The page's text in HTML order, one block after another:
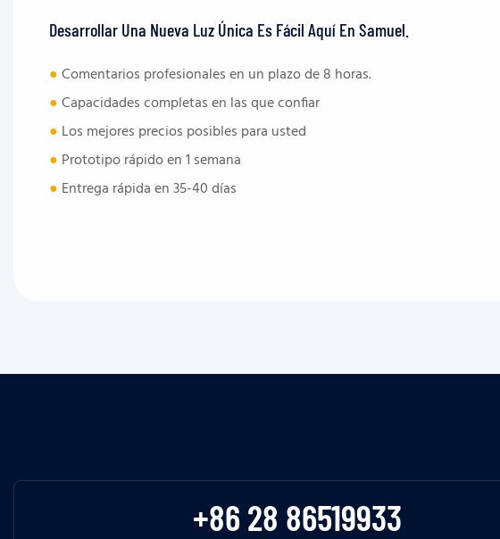
Desarrollar Una Nueva Luz Única Es Fácil Aquí En Samuel.
●Comentarios profesionales en un plazo de 8 horas.
●Capacidades completas en las que confiar
● Los mejores precios posibles para usted
● Prototipo rápido en 1 semana
● Entrega rápida en 35-40 días
+86 28 86519933